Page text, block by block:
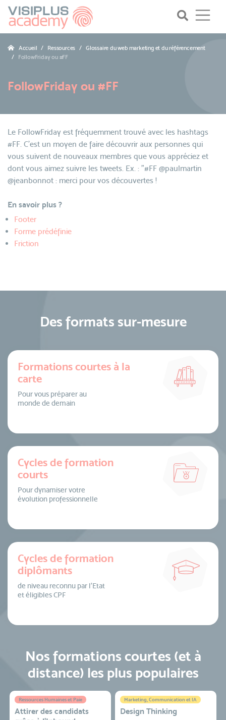
Accueil Ressources
Glossaire du web marketing et du référencement
FollowFriday ou #FF
FollowFriday ou #FF
Le FollowFriday est fréquemment trouvé avec les hashtags
#FF. C'est un moyen de faire découvrir aux personnes qui
vous suivent de nouveaux membres que vous appréciez et
dont vous aimez suivre les tweets. Ex. : "#FF @paulmartin
@jeanbonnot : merci pour vos découvertes !
En savoir plus ?
Footer
Forme prédéfinie
Friction
Des formats sur-mesure
Formations courtes à la
carte
Pour vous préparer au
monde de demain
Cycles de formation
courts
Pour dynamiser votre
évolution professionnelle
Cycles de formation
diplômants
de niveau reconnu par l’Etat
et éligibles CPF
Nos formations courtes (et à
distance) les plus populaires
Ressources Humaines et Paie
Attirer des candidats
Marketing, Communication et IA
Design Thinking